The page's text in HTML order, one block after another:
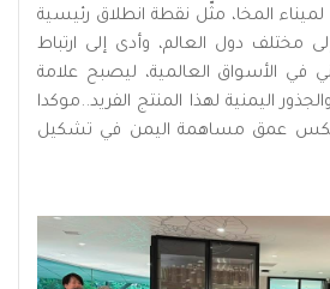
لميناء المخا، مثّل نقطة انطلاق رئيسية
مختلف دول العالم، وأدى إلى ارتباط
في الأسواق العالمية، ليصبح علامة
اليمنية لهذا المنتج الفريد..موكدا
عكس عمق مساهمة اليمن في تشكيل